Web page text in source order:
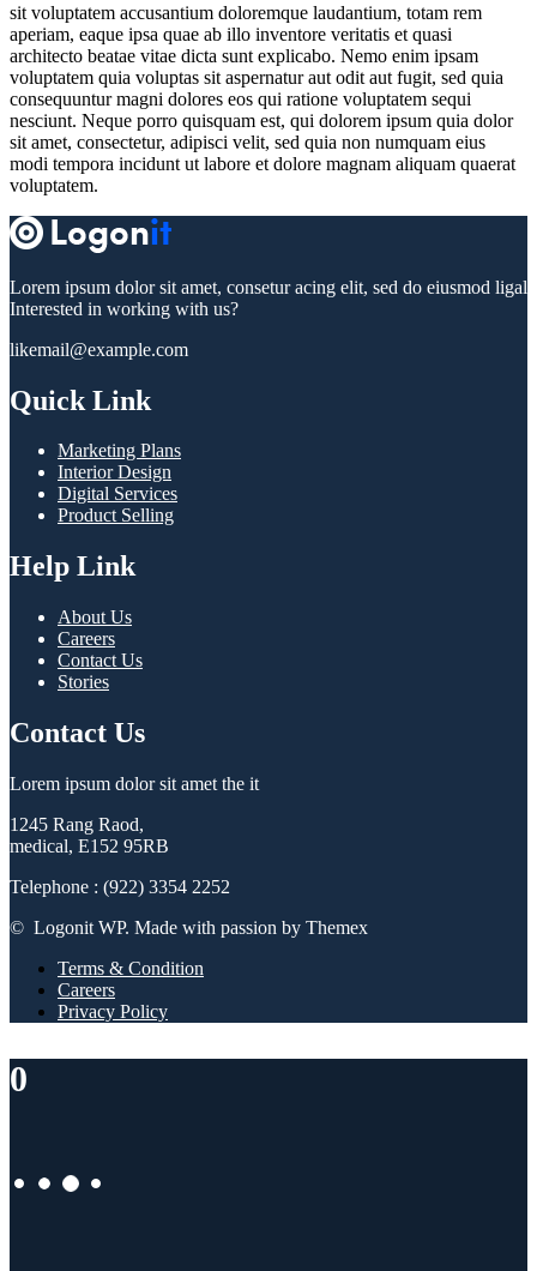
sit voluptatem accusantium doloremque laudantium, totam rem
aperiam, eaque ipsa quae ab illo inventore veritatis et quasi
architecto beatae vitae dicta sunt explicabo. Nemo enim ipsam
voluptatem quia voluptas sit aspernatur aut odit aut fugit, sed quia
consequuntur magni dolores eos qui ratione voluptatem sequi
nesciunt. Neque porro quisquam est, qui dolorem ipsum quia dolor
sit amet, consectetur, adipisci velit, sed quia non numquam eius
modi tempora incidunt ut labore et dolore magnam aliquam quaerat
voluptatem.
Lorem ipsum dolor sit amet, consetur acing elit, sed do eiusmod ligal
Interested in working with us?
likemail@example.com
Quick Link
Marketing Plans
Interior Design
Digital Services
Product Selling
Help Link
About Us
Careers
Contact Us
Stories
Contact Us
Lorem ipsum dolor sit amet the it
1245 Rang Raod,
medical, E152 95RB
Telephone : (922) 3354 2252
© Logonit WP. Made with passion by Themex
Terms & Condition
Careers
Privacy Policy
0